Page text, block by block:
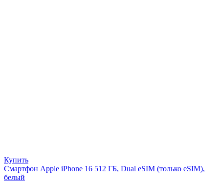
Купить
Смартфон Apple iPhone 16 512 ГБ, Dual eSIM (только eSIM),
белый